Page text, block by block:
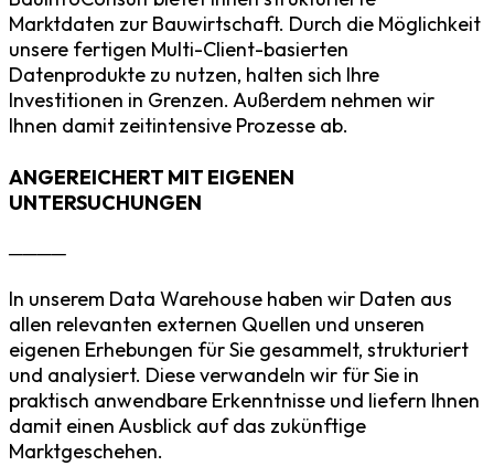
Marktdaten zur Bauwirtschaft. Durch die Möglichkeit
unsere fertigen Multi-Client-basierten
Datenprodukte zu nutzen, halten sich Ihre
Investitionen in Grenzen. Außerdem nehmen wir
Ihnen damit zeitintensive Prozesse ab.
ANGEREICHERT MIT EIGENEN
UNTERSUCHUNGEN
────
In unserem Data Warehouse haben wir Daten aus
allen relevanten externen Quellen und unseren
eigenen Erhebungen für Sie gesammelt, strukturiert
und analysiert. Diese verwandeln wir für Sie in
praktisch anwendbare Erkenntnisse und liefern Ihnen
damit einen Ausblick auf das zukünftige
Marktgeschehen.